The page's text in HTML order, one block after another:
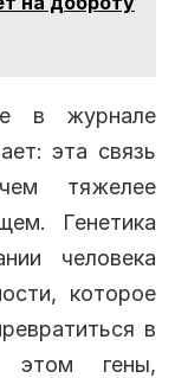
в журнале
эта связь
тяжелее
Генетика
человека
которое
в
этом гены,